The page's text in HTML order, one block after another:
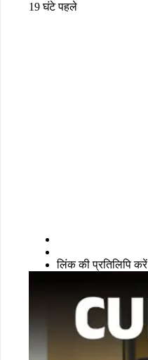
19 घंटे पहले
लिंक की प्रतिलिपि करें